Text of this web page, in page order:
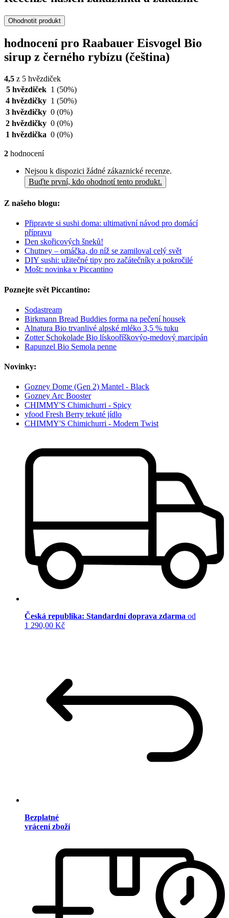
Ohodnotit produkt
hodnocení pro Raabauer Eisvogel Bio
sirup z černého rybízu (čeština)
4,5 z 5 hvězdiček
5 hvězdiček 1 (50%)
4 hvězdičky 1 (50%)
3 hvězdičky 0 (0%)
2 hvězdičky 0 (0%)
1 hvězdička 0 (0%)
2 hodnocení
Nejsou k dispozici žádné zákaznické recenze.
Buďte první, kdo ohodnotí tento produkt.
Z našeho blogu:
Připravte si sushi doma: ultimativní návod pro domácí
přípravu
Den skořicových šneků!
Chutney – omáčka, do níž se zamiloval celý svět
DIY sushi: užitečné tipy pro začátečníky a pokročilé
Mošt: novinka v Piccantino
Poznejte svět Piccantino:
Sodastream
Birkmann Bread Buddies forma na pečení housek
Alnatura Bio trvanlivé alpské mléko 3,5 % tuku
Zotter Schokolade Bio lískooříškovýo-medový marcipán
Rapunzel Bio Semola penne
Novinky:
Gozney Dome (Gen 2) Mantel - Black
Gozney Arc Booster
CHIMMY'S Chimichurri - Spicy
yfood Fresh Berry tekuté jídlo
CHIMMY'S Chimichurri - Modern Twist
Česká republika: Standardní doprava zdarma od
1 290,00 Kč
Bezplatné
vrácení zboží